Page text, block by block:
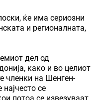
ќе има сериозни
и регионалната,
дел од
како и во целиот
членки на Шенген-
се